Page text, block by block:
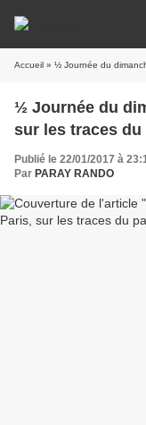
Accueil » ½ Journée du
½ Journée du
sur les traces
Publié le 22/01/2017 à
Par PARAY RANDO